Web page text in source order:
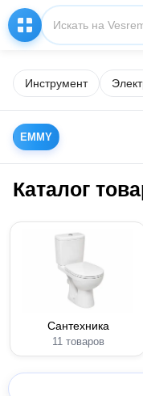
Инструмент
EMMY
Каталог
Сантехника
11 товаров